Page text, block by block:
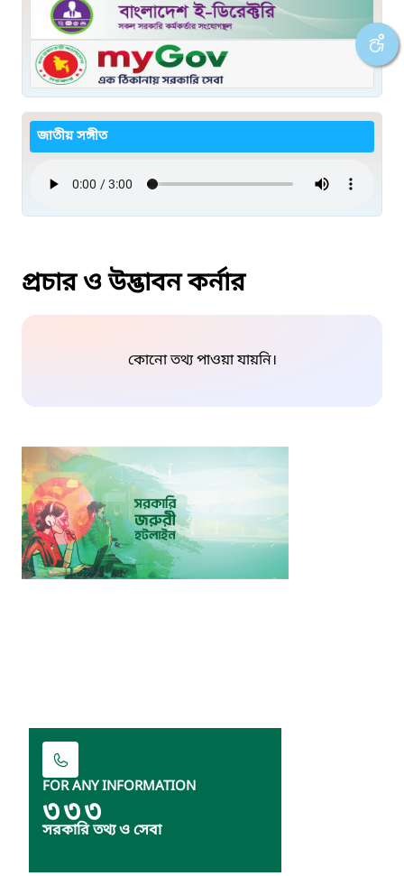
জাতীয় সঙ্গীত
প্রচার ও উদ্ভাবন কর্নার
কোনো তথ্য পাওয়া যায়নি।
FOR ANY INFORMATION
৩৩৩
সরকারি তথ্য ও সেবা